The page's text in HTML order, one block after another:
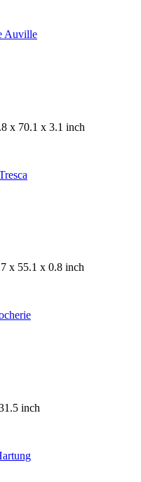
x 70.1 x 3.1 inch
x 55.1 x 0.8 inch
inch